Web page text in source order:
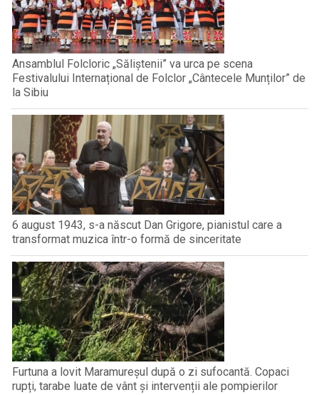
Ansamblul Folcloric „Săliștenii” va urca pe scena
Festivalului Internațional de Folclor „Cântecele Munților” de
la Sibiu
6 august 1943, s-a născut Dan Grigore, pianistul care a
transformat muzica într-o formă de sinceritate
Furtuna a lovit Maramureșul după o zi sufocantă. Copaci
rupți, tarabe luate de vânt și intervenții ale pompierilor